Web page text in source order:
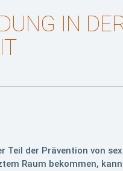
IN
Teil der Prävention von
Raum bekommen,